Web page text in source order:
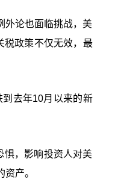
外论也面临挑战，美
税政策不仅无效，最
去年10月以来的新
惧，影响投资人对美
产。